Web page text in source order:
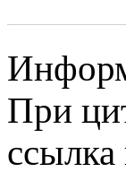
При
ссылка